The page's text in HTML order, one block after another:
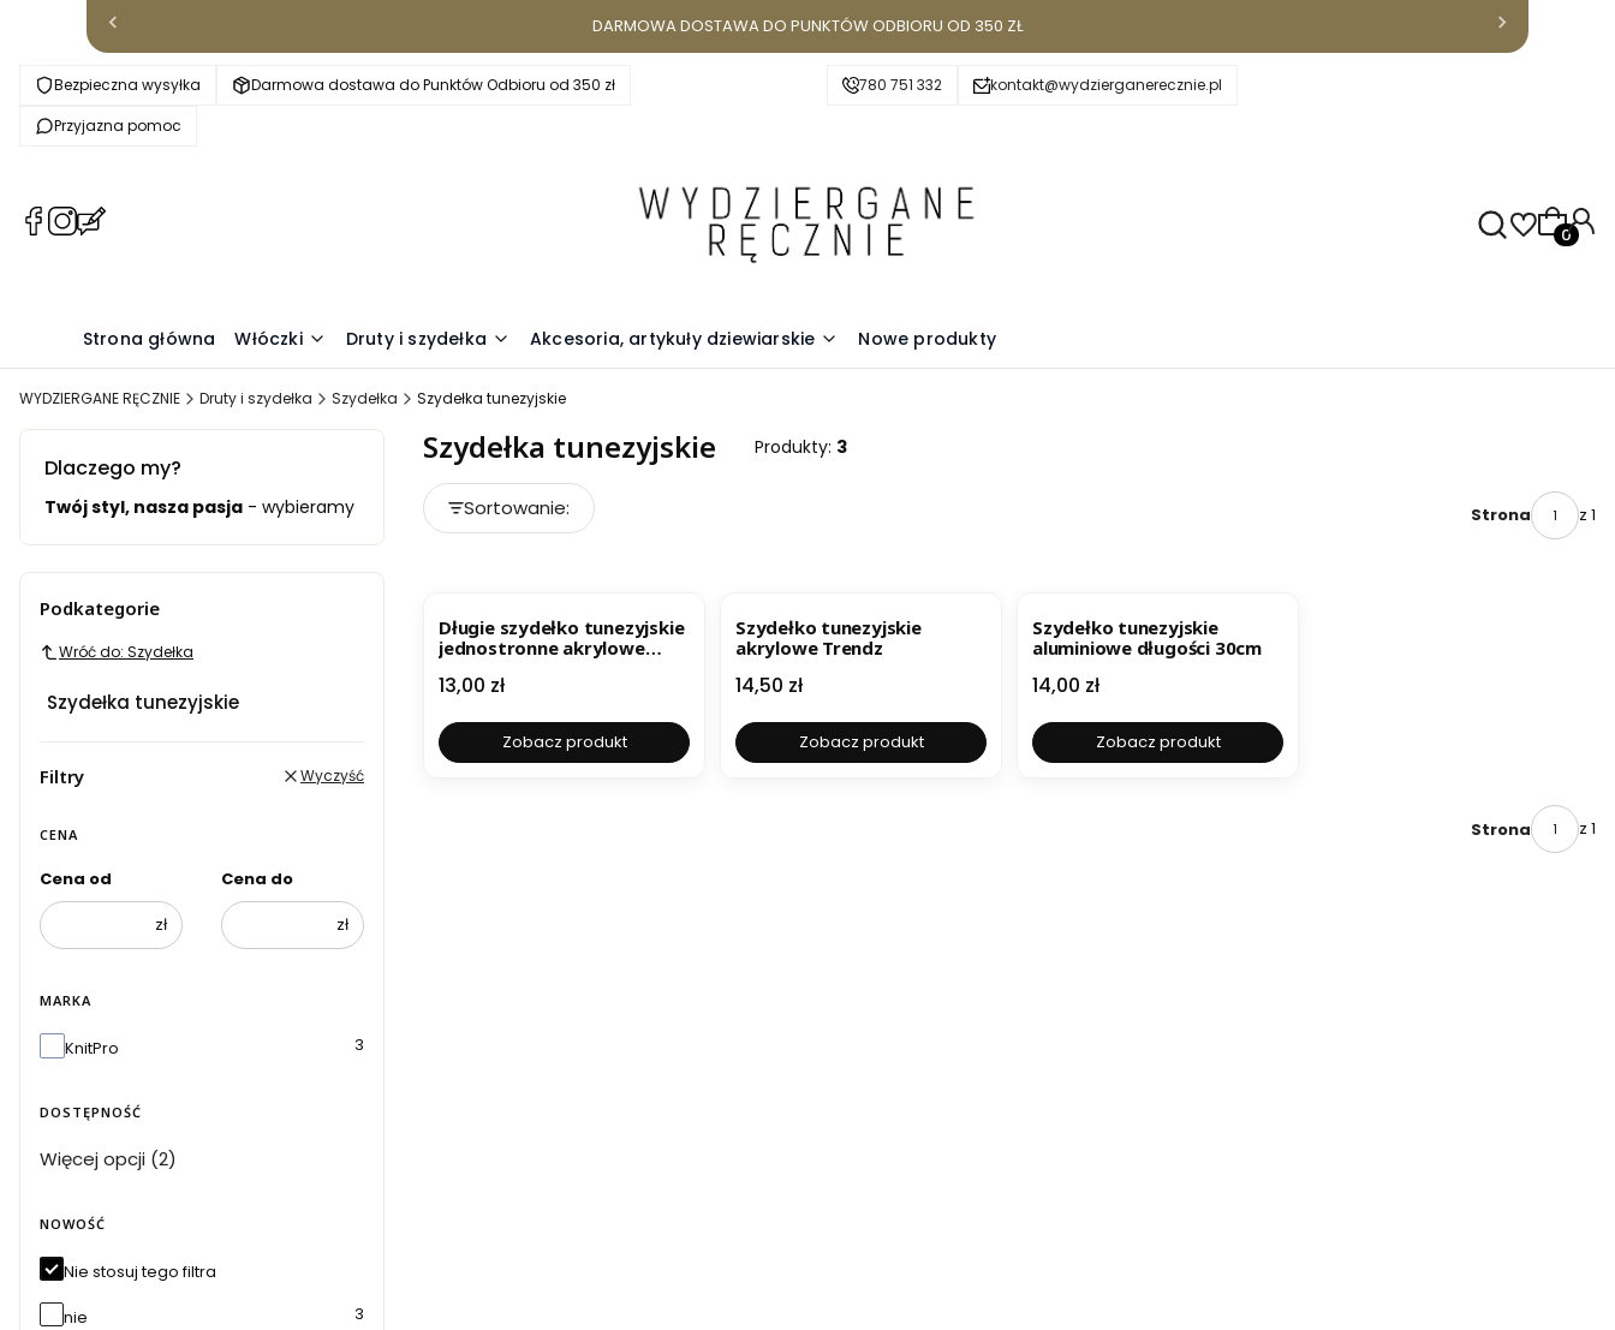
DARMOWA DOSTAWA DO PUNKTÓW ODBIORU OD 350 ZŁ
Bezpieczna wysyłka
Darmowa dostawa do Punktów Odbioru od 350 zł
Przyjazna pomoc
780 751 332 kontakt@wydzierganerecznie.pl
(Otwiera
karcie)
(Otwiera
karcie)
(Otwiera
karcie)
Strona główna Włóczki Druty i szydełka Akcesoria, artykuły dziewiarskie Nowe produkty
WYDZIERGANE RĘCZNIE Druty i szydełka Szydełka Szydełka tunezyjskie
Dlaczego my?
Twój styl, nasza pasja - wybieramy tylko starannie wyselekcjonowane włóczki i akcesoria. – to partnerstwo! Słuchamy potrzeb rękodzielników.Szybka
Podkategorie
Wróć do: Szydełka
Szydełka tunezyjskie
Filtry Wyczyść
CENA
Cena od
zł
Cena do
zł
MARKA
Marka
KnitPro 3
DOSTĘPNOŚĆ
Dostępność
Więcej opcji (2)
NOWOŚĆ
Nie stosuj tego filtra
nie
3
Szydełka tunezyjskie Produkty: 3
Lista produktów
Sortowanie:
Domyślne Strona z 1
Długie szydełko tunezyjskie
jednostronne akrylowe
Cena
13,00 zł
Zobacz produkt
Szydełko tunezyjskie
akrylowe Trendz
Cena
14,50 zł
Zobacz produkt
Szydełko tunezyjskie
aluminiowe długości 30cm
Cena
14,00 zł
Zobacz produkt
Strona z 1